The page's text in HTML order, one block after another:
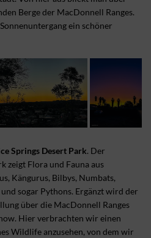
Berge der MacDonnell Ranges.
ein schöner
Springs Desert Park. Der
zeigt Flora und Fauna aus
Kängurus, Bilbys, Numbats,
sogar Pythons. Ergänzt wird der
über die MacDonnell Ranges
Hier verbrachten wir einen
Wildlife anzusehen, von dem wir